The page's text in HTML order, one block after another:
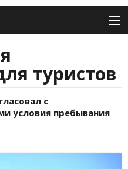
туристов
с
условия пребывания